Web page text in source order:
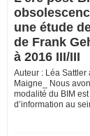
une étude
de Frank
à 2016 III/III
Auteur : Léa
Maigne_ Nous
modalité du BIM
d’information au